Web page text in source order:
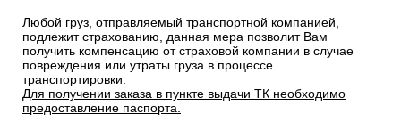
Любой груз, отправляемый транспортной компанией,
подлежит страхованию, данная мера позволит Вам
получить компенсацию от страховой компании в случае
повреждения или утраты груза в процессе
транспортировки.
Для получении заказа в пункте выдачи ТК необходимо
предоставление паспорта.